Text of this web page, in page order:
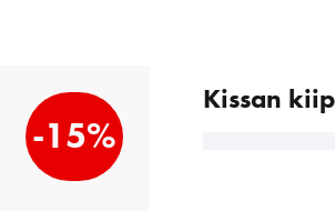
Kissan
-15%